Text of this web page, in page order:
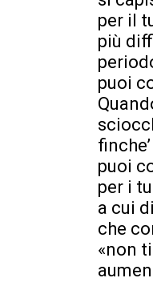
per il
più
puoi
puoi
per i
a cui
che
«non